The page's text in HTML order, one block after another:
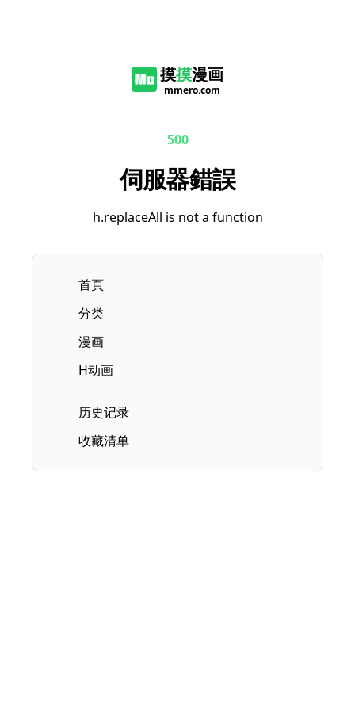
摸摸漫画
mmero.com
500
伺服器錯誤
h.replaceAll is not a function
首頁
分类
漫画
H动画
历史记录
收藏清单